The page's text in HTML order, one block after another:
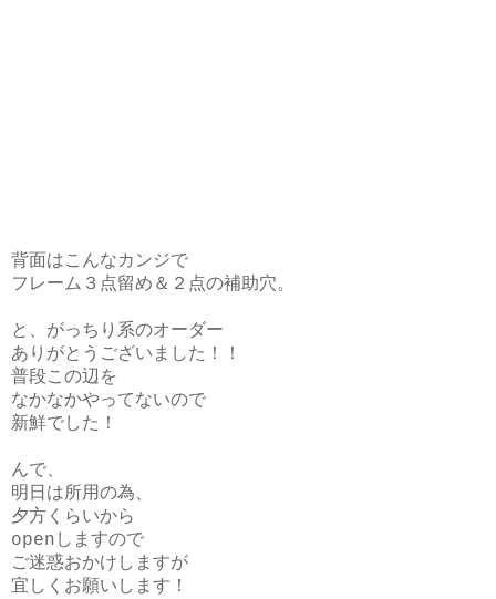
背面はこんなカンジで
フレーム３点留め＆２点の補助穴。
と、がっちり系のオーダー
ありがとうございました！！
普段この辺を
なかなかやってないので
新鮮でした！
んで、
明日は所用の為、
夕方くらいから
openしますので
ご迷惑おかけしますが
宜しくお願いします！